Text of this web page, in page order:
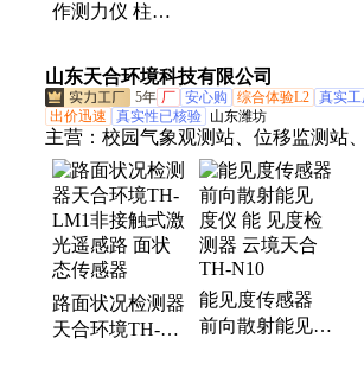
型放倾斜称重模块、DSA-YL-5KG、
作测力仪 柱式
器
山东天合环境科技有限公司
5年 厂 安心购 综合体验L2 真实
出价迅速
真实性已核验 山东潍坊
主营： 校园气象观测站、位移监测站
路面状况传感器、雨量监测设备、气
在线监测仪、gnss位移监测站、自动
象站、小型气象站、校园气象站、手
风速风向仪、超声波气象站、车载气
象站、微型气象仪、土壤墒情监测站
仪、负氧离子监测站、水位监测站、
站、化工厂防爆气象站、泵吸式扬尘
路面状况检测器
天合环境TH-
能见度传感器
前向散射能见